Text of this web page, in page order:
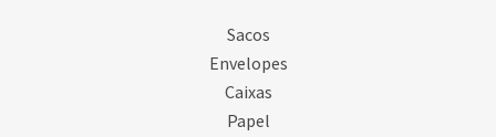
Sacos
Envelopes
Caixas
Papel